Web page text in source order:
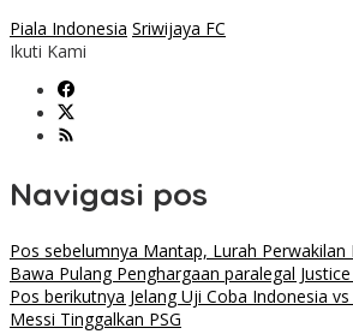
Piala Indonesia Sriwijaya FC
Ikuti Kami
Navigasi pos
Pos sebelumnya Mantap, Lurah Perwakilan
Bawa Pulang Penghargaan paralegal
Pos berikutnya Jelang Uji Coba Indonesia
Messi Tinggalkan PSG